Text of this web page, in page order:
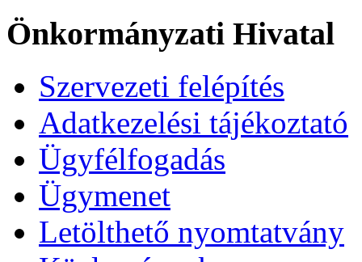
Önkormányzati Hivatal
Szervezeti felépítés
Adatkezelési tájékoztató
Ügyfélfogadás
Ügymenet
Letölthető nyomtatvány